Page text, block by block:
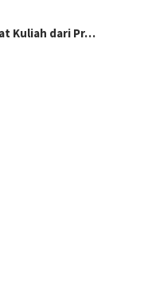
Kuliah dari Pr…